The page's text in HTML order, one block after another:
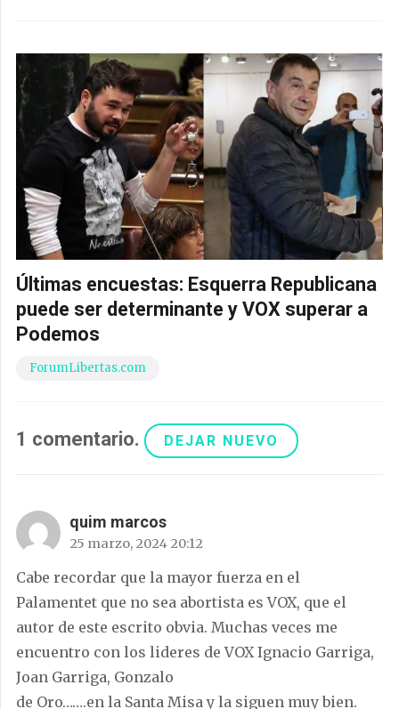
Últimas encuestas: Esquerra Republicana
puede ser determinante y VOX superar a
Podemos
ForumLibertas.com
1 comentario. DEJAR NUEVO
quim marcos
25 marzo, 2024 20:12
Cabe recordar que la mayor fuerza en el
Palamentet que no sea abortista es VOX, que el
autor de este escrito obvia. Muchas veces me
encuentro con los lideres de VOX Ignacio Garriga,
Joan Garriga, Gonzalo
de Oro…….en la Santa Misa y la siguen muy bien.